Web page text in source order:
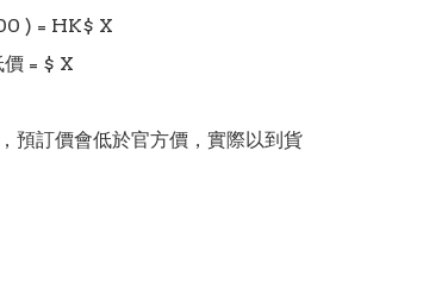
) = HK$ X
= $ X
預訂價會低於官方價，實際以到貨